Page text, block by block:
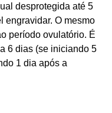
desprotegida até 5
engravidar. O mesmo
período ovulatório. É
6 dias (se iniciando 5
1 dia após a